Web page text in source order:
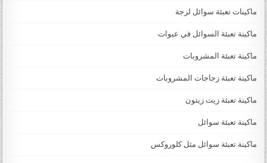
ماكينات تعبئة سوائل لزجة
‏‏‏ماكينة تعبئة السوائل في عبوات
ماكينة تعبئة المشروبات
ماكينة تعبئة زجاجات المشروبات
ماكينة تعبئة زيت زيتون
ماكينة تعبئة سوائل
ماكينة تعبئة سوائل مثل كلوروكس